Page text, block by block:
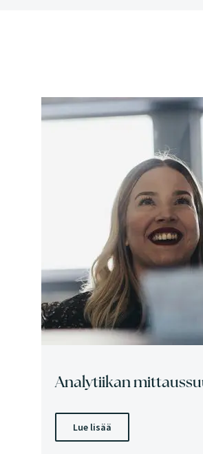
Analytiikan
Lue lisää